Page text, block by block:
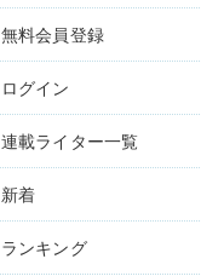
無料会員登録
ログイン
連載ライター一覧
新着
ランキング